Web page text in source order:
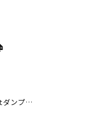
❄季節雇用の4tダンプの運転手募集⛄